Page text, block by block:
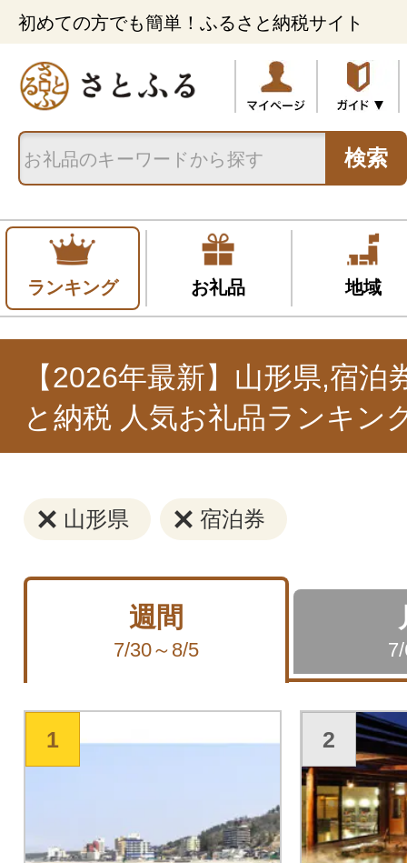
初めての方でも簡単！ふるさと納税サイト
検索
ランキング お礼品 地域
【2026年最新】山形県,宿泊
と納税 人気お礼品ランキン
山形県 宿泊券
週間
7/30～8/5
1 2